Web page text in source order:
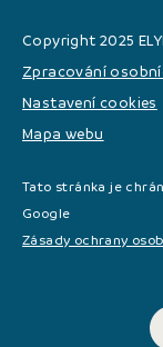
Copyright 2025
Zpracování
Nastavení cookies
Mapa webu
Tato stránka je
Google
Zásady ochrany